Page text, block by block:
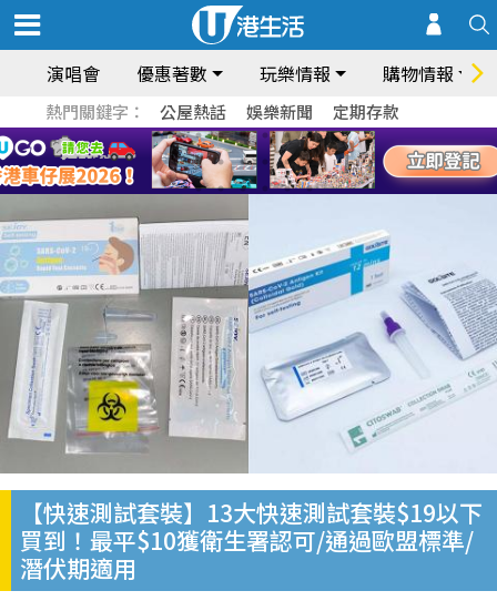
演唱會 優惠著數 玩樂情報 購物情報
熱門關鍵字： 公屋熱話 娛樂新聞 定期存款
【快速測試套裝】13大快速測試套裝$19以下
買到！最平$10獲衛生署認可/通過歐盟標準/
潛伏期適用